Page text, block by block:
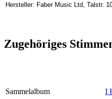
Hersteller: Faber Music Ltd, Talstr.
Zugehöriges
Sammelalbum I